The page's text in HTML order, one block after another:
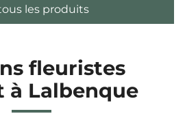
les produits
fleuristes
à Lalbenque